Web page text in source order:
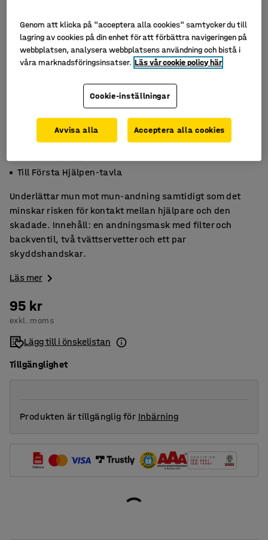
För mun mot mun-andning
Mot blodsmitta
Till Första Hjälpen-tavla
Underlättar mun mot mun-andning samtidigt som det
minskar risken för kontakt mellan hjälpare och den
skadade. Innehåll: en andningsmask med filter och
backventil, två tvättservetter och ett par
skyddshandskar.
Läs mer
95 kr
exkl. moms
Lägg till i önskelistan
Tillgänglighet
Produkten är tillgänglig för Inbärning
Genom att klicka på "acceptera alla cookies" samtycker du till
lagring av cookies på din enhet för att förbättra navigeringen på
webbplatsen, analysera webbplatsens användning och bistå i
våra marknadsföringsinsatser. Läs vår cookie policy här
Cookie-inställningar
Avvisa alla Acceptera alla cookies